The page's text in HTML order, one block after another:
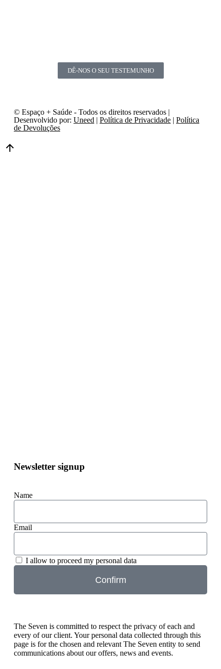
DÊ-NOS O SEU TESTEMUNHO
© Espaço + Saúde - Todos os direitos reservados |
Desenvolvido por: Uneed | Política de Privacidade | Política
de Devoluções
Newsletter signup
Name
Email
I allow to proceed my personal data
Confirm
The Seven is committed to respect the privacy of each and
every of our client. Your personal data collected through this
page is for the chosen and relevant The Seven entity to send
communications about our offers, news and events.